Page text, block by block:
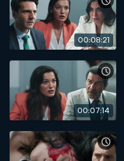
00:08:21
00:07:14